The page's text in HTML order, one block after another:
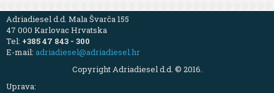
Adriadiesel d.d. Mala Švarča 155
47 000 Karlovac Hrvatska
Tel: +385 47 843 - 300
E-mail: adriadiesel@adriadiesel.hr
Copyright Adriadiesel d.d. © 2016.
Uprava: